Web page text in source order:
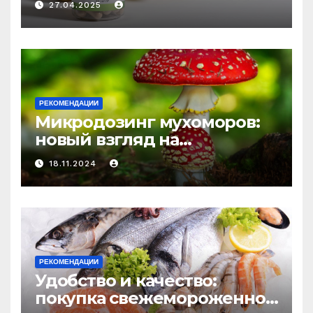
средство против усталости
и истощения
27.04.2025
РЕКОМЕНДАЦИИ
Микродозинг мухоморов:
новый взгляд на
психоделику
18.11.2024
РЕКОМЕНДАЦИИ
Удобство и качество:
покупка свежемороженной